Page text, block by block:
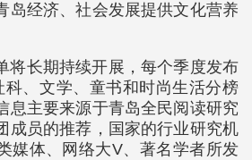
岛经济、社会发展提供文化营养
将长期持续开展，每个季度发布
、文学、童书和时尚生活分榜
息主要来源于青岛全民阅读研究
成员的推荐，国家的行业研究机
媒体、网络大V、著名学者所发